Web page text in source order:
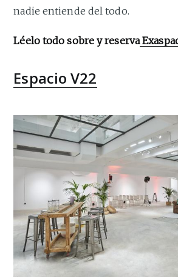
nadie entiende del todo.
Léelo todo sobre y reserva
Espacio V22